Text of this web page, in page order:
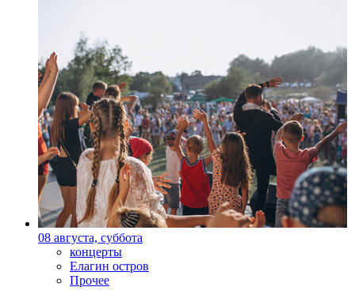
08 августа, суббота
концерты
Елагин остров
Прочее